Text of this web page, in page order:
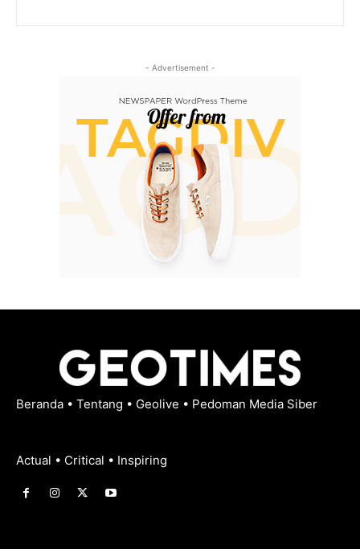
- Advertisement -
Beranda • Tentang • Geolive • Pedoman Media Siber
Actual • Critical • Inspiring